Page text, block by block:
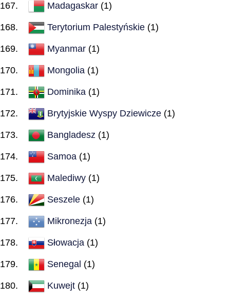
Madagaskar (1)
Terytorium Palestyńskie (1)
Myanmar (1)
Mongolia (1)
Dominika (1)
Brytyjskie Wyspy Dziewicze (1)
Bangladesz (1)
Samoa (1)
Malediwy (1)
Seszele (1)
Mikronezja (1)
Słowacja (1)
Senegal (1)
Kuwejt (1)